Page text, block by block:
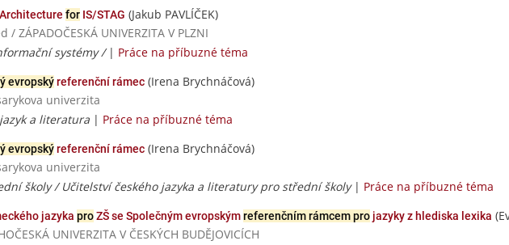
for IS/STAG (Jakub PAVLÍČEK)
UNIVERZITA V PLZNI
systémy / | Práce na příbuzné téma
evropskýreferenční rámec (Irena Brychnáčová)
univerzita
a literatura | Práce na příbuzné téma
evropskýreferenční rámec (Irena Brychnáčová)
univerzita
školy / Učitelství českého jazyka a literatury pro střední školy| Práce na příbuzné téma
jazyka proZŠ se Společným evropskýmreferenčním rámcem pro jazyky z hlediska lexika
UNIVERZITA V ČESKÝCH BUDĚJOVICÍCH